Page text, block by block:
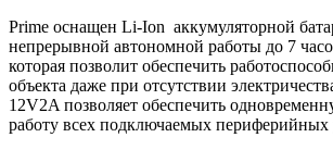
Prime оснащен Li-Ion аккумуляторной
непрерывной автономной работы до 7
которая позволит обеспечить
объекта даже при отсутствии
12V2A позволяет обеспечить
работу всех подключаемых периферийных